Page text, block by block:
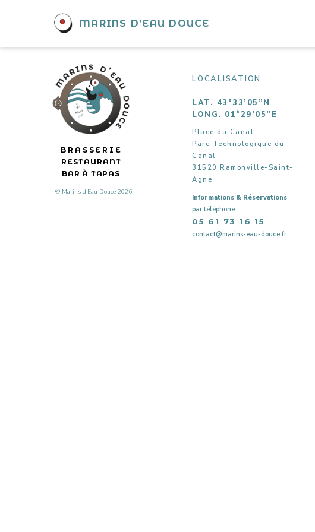
MARINS D’EAU DOUCE
Conseil des Jeunes
BRASSERIE
RESTAURANT
BAR À TAPAS
© Marins d’Eau Douce 2026
LOCALISATION
LAT. 43°33’05”N
LONG. 01°29’05”E
Place du Canal
Parc Technologique du
Canal
31520 Ramonville-Saint-
Agne
Informations & Réservations
par téléphone :
05 61 73 16 15
contact@marins-eau-douce.fr